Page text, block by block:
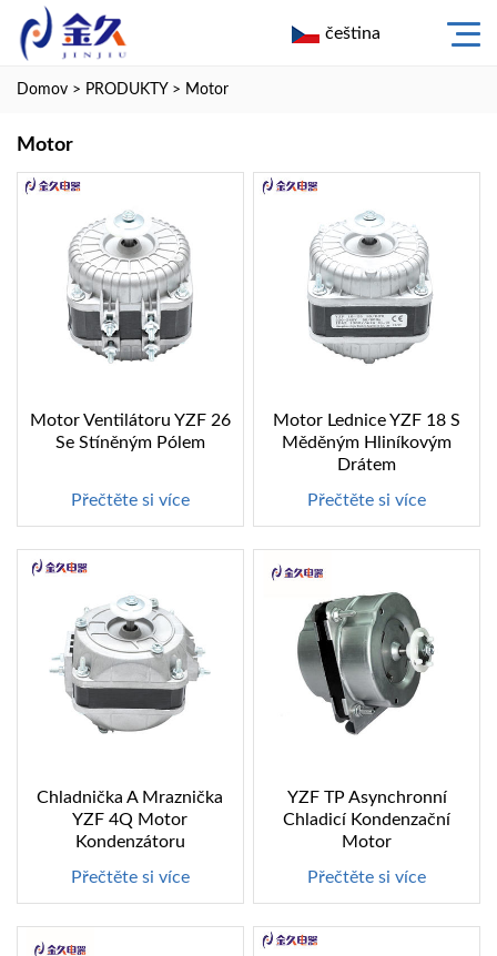
čeština
Domov > PRODUKTY > Motor
Motor
Motor Ventilátoru YZF 26
Se Stíněným Pólem
Přečtěte si více
Motor Lednice YZF 18 S
Měděným Hliníkovým
Drátem
Přečtěte si více
Chladnička A Mraznička
YZF 4Q Motor
Kondenzátoru
Přečtěte si více
YZF TP Asynchronní
Chladicí Kondenzační
Motor
Přečtěte si více